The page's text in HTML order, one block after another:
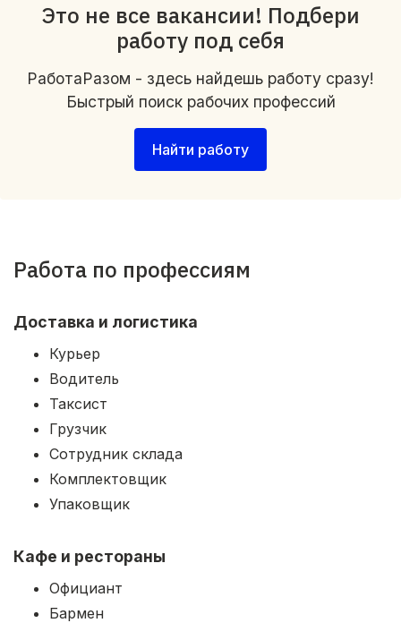
Это не все вакансии! Подбери
работу под себя
РаботаРазом - здесь найдешь работу сразу!
Быстрый поиск рабочих профессий
Найти работу
Работа по профессиям
Доставка и логистика
Курьер
Водитель
Таксист
Грузчик
Сотрудник склада
Комплектовщик
Упаковщик
Кафе и рестораны
Официант
Бармен